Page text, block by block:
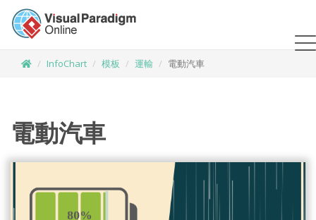
InfoChart 模板 運輸 電動汽車
電動汽車